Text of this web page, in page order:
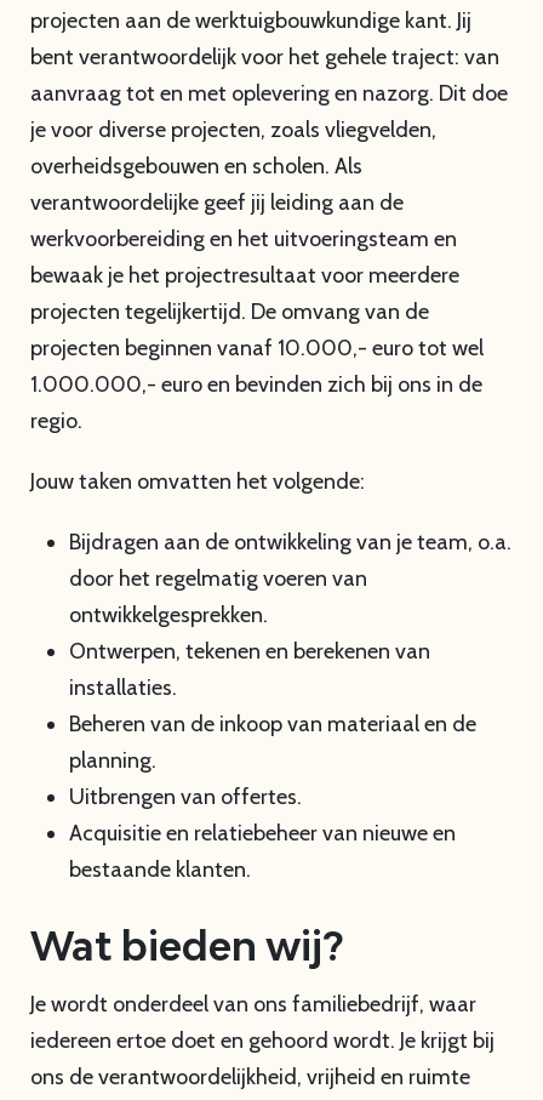
projecten aan de werktuigbouwkundige kant. Jij
bent verantwoordelijk voor het gehele traject: van
aanvraag tot en met oplevering en nazorg. Dit doe
je voor diverse projecten, zoals vliegvelden,
overheidsgebouwen en scholen. Als
verantwoordelijke geef jij leiding aan de
werkvoorbereiding en het uitvoeringsteam en
bewaak je het projectresultaat voor meerdere
projecten tegelijkertijd. De omvang van de
projecten beginnen vanaf 10.000,- euro tot wel
1.000.000,- euro en bevinden zich bij ons in de
regio.
Jouw taken omvatten het volgende:
Bijdragen aan de ontwikkeling van je team, o.a.
door het regelmatig voeren van
ontwikkelgesprekken.
Ontwerpen, tekenen en berekenen van
installaties.
Beheren van de inkoop van materiaal en de
planning.
Uitbrengen van offertes.
Acquisitie en relatiebeheer van nieuwe en
bestaande klanten.
Wat bieden wij?
Je wordt onderdeel van ons familiebedrijf, waar
iedereen ertoe doet en gehoord wordt. Je krijgt bij
ons de verantwoordelijkheid, vrijheid en ruimte